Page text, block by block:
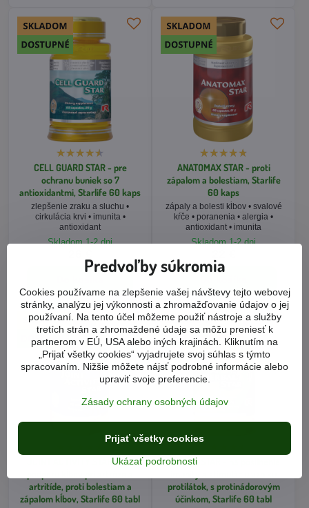
CELL GUARD STAR - pre
ochranu buniek so 7
antioxidantmi, Starlife 60 kaps
zlepšenie zraku a sluchu •
cirkulácia krvi • imunita •
antioxidant
Skladom 1-2 dni
ANATOMAX STAR - proti
zápalom a bolestiam, Starlife
60 kaps
zápaly a bolesti kĺbov • svalové
kŕče • poranenia • alergia •
antioxidant • imunita
Skladom 1-2 dni
JOINT ACTIVITY STAR - pre
artritíde, proti bolestiam a
zápalom kĺbov, Starlife 60 tabl
HERBAL STAR - na posilnenie
protilátok, s protinádorovým
účinkom, Starlife 60 tabl
Predvoľby súkromia
Cookies používame na zlepšenie vašej návštevy tejto webovej
stránky, analýzu jej výkonnosti a zhromažďovanie údajov o jej
používaní. Na tento účel môžeme použiť nástroje a služby
tretích strán a zhromaždené údaje sa môžu preniesť k
partnerom v EÚ, USA alebo iných krajinách. Kliknutím na
„Prijať všetky cookies“ vyjadrujete svoj súhlas s týmto
spracovaním. Nižšie môžete nájsť podrobné informácie alebo
upraviť svoje preferencie.
Zásady ochrany osobných údajov
Ukázať podrobnosti
Prijať všetky cookies